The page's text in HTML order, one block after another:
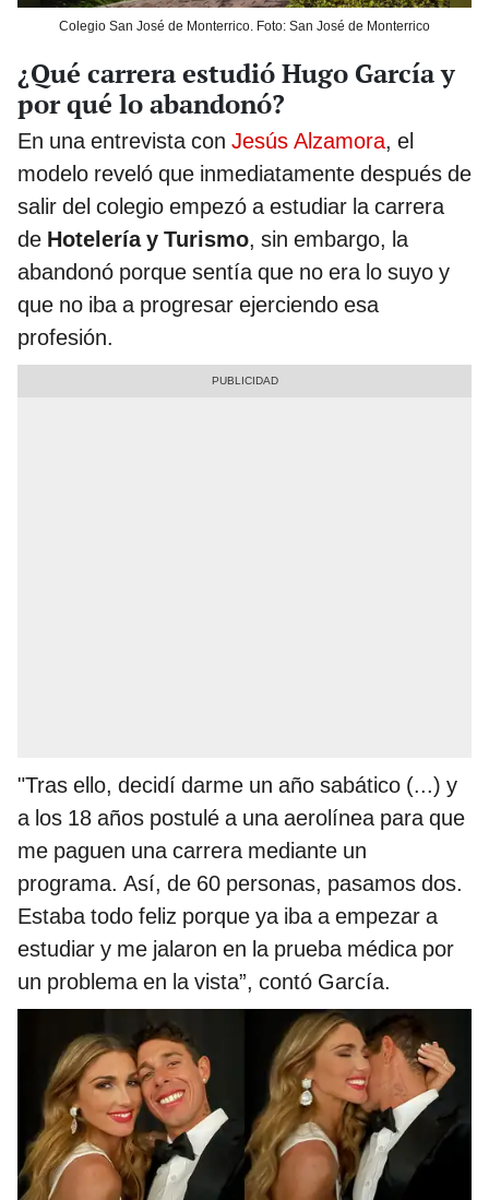
Colegio San José de Monterrico. Foto: San José de Monterrico
¿Qué carrera estudió Hugo García y
por qué lo abandonó?
En una entrevista con Jesús Alzamora, el
modelo reveló que inmediatamente después de
salir del colegio empezó a estudiar la carrera
de Hotelería y Turismo, sin embargo, la
abandonó porque sentía que no era lo suyo y
que no iba a progresar ejerciendo esa
profesión.
"Tras ello, decidí darme un año sabático (...) y
a los 18 años postulé a una aerolínea para que
me paguen una carrera mediante un
programa. Así, de 60 personas, pasamos dos.
Estaba todo feliz porque ya iba a empezar a
estudiar y me jalaron en la prueba médica por
un problema en la vista”, contó García.